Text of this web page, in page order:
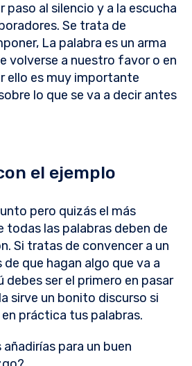
paso al silencio y a la escucha
Se trata de
La palabra es un arma
volverse a nuestro favor o en
ello es muy importante
lo que se va a decir antes
el ejemplo
pero quizás el más
todas las palabras deben de
Si tratas de convencer a un
que hagan algo que va a
debes ser el primero en pasar
sirve un bonito discurso si
práctica tus palabras.
para un buen